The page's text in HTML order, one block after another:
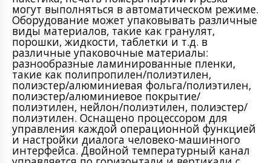
могут выполняться в автоматическом режиме.
Оборудование может упаковывать различные
виды материалов, такие как гранулят,
порошки, жидкости, таблетки и т.д. в
различные упаковочные материалы:
разнообразные ламинированные пленки,
такие как полипропилен/полиэтилен,
полиэстер/алюминиевая фольга/полиэтилен,
полиэстер/алюминиевое покрытие/
полиэтилен, нейлон/полиэтилен, полиэстер/
полиэтилен. Оснащено процессором для
управления каждой операционной функцией
и настройки диалога человеко-машинного
интерфейса. Двойной температурный канал